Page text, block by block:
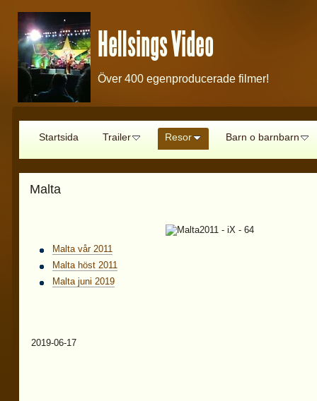
Hellsings Video
Över 400 egenproducerade filmer!
Startsida Trailer Resor Barn o barnbarn
Malta
Malta vår 2011
Malta höst 2011
Malta juni 2019
2019-06-17